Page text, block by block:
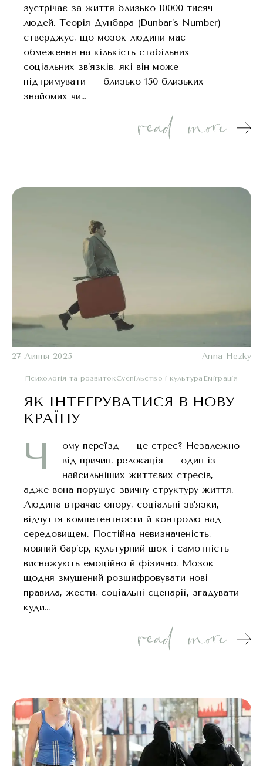
зустрічає за життя близько 10000 тисяч
людей. Теорія Дунбара (Dunbar’s Number)
стверджує, що мозок людини має
обмеження на кількість стабільних
соціальних зв’язків, які він може
підтримувати — близько 150 близьких
знайомих чи…
27 Липня 2025 Anna Hezky
Психологія та розвитокСуспільство і культура Еміграція
ЯК ІНТЕГРУВАТИСЯ В НОВУ
КРАЇНУ
Ч
ому переїзд — це стрес? Незалежно
від причин, релокація — один із
найсильніших життєвих стресів,
адже вона порушує звичну структуру життя.
Людина втрачає опору, соціальні зв’язки,
відчуття компетентности й контролю над
середовищем. Постійна невизначеність,
мовний бар’єр, культурний шок і самотність
виснажують емоційно й фізично. Мозок
щодня змушений розшифровувати нові
правила, жести, соціальні сценарії, згадувати
куди…